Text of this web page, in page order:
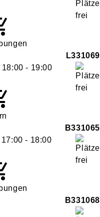
L331069
18:00 - 19:00
B331065
17:00 - 18:00
B331068